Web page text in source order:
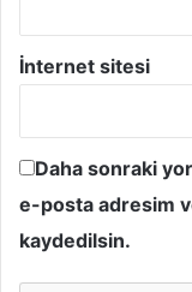
İnternet sitesi
Daha sonraki
e-posta adresim
kaydedilsin.